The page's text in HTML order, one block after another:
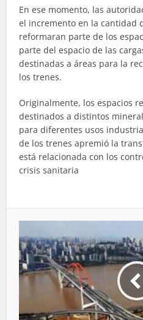
En ese momento, las
el incremento en la cantidad
reformaran parte de los
parte del espacio de las
destinadas a áreas para la
los trenes.
Originalmente, los espacios
destinados a distintos
para diferentes usos
de los trenes apremió la
está relacionada con los
crisis sanitaria